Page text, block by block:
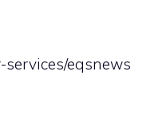
services/eqsnews